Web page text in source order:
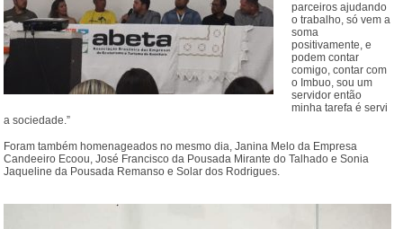
parceiros ajudando
o trabalho, só vem a
soma
positivamente, e
podem contar
comigo, contar com
o Imbuo, sou um
servidor então
minha tarefa é servi
a sociedade.”
Foram também homenageados no mesmo dia, Janina Melo da Empresa
Candeeiro Ecoou, José Francisco da Pousada Mirante do Talhado e Sonia
Jaqueline da Pousada Remanso e Solar dos Rodrigues.